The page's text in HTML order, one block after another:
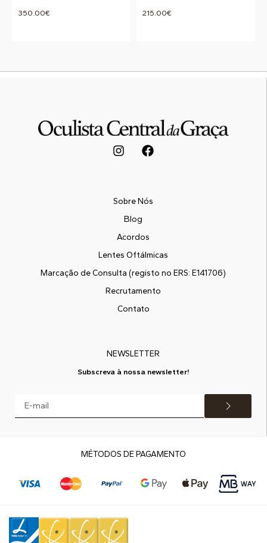
350.00€ 215.00€
Sobre Nós
Blog
Acordos
Lentes Oftálmicas
Marcação de Consulta (registo no ERS: E141706)
Recrutamento
Contato
NEWSLETTER
Subscreva à nossa newsletter!
MÉTODOS DE PAGAMENTO